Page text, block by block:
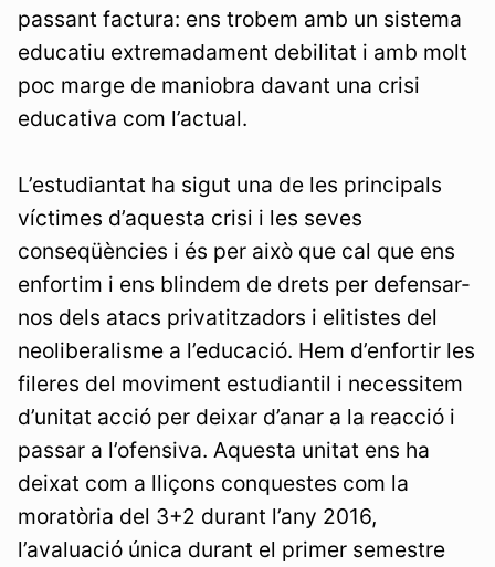
passant factura: ens trobem amb un sistema
educatiu extremadament debilitat i amb molt
poc marge de maniobra davant una crisi
educativa com l’actual.
L’estudiantat ha sigut una de les principals
víctimes d’aquesta crisi i les seves
conseqüències i és per això que cal que ens
enfortim i ens blindem de drets per defensar-
nos dels atacs privatitzadors i elitistes del
neoliberalisme a l’educació. Hem d’enfortir les
fileres del moviment estudiantil i necessitem
d’unitat acció per deixar d’anar a la reacció i
passar a l’ofensiva. Aquesta unitat ens ha
deixat com a lliçons conquestes com la
moratòria del 3+2 durant l’any 2016,
l’avaluació única durant el primer semestre